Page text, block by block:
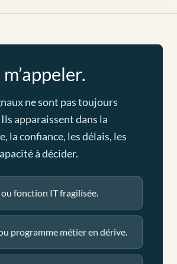
ne sont pas toujours
apparaissent dans la
la confiance, les délais, les
à décider.
fonction IT fragilisée.
programme métier en dérive.